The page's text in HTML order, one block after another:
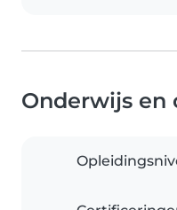
Onderwijs